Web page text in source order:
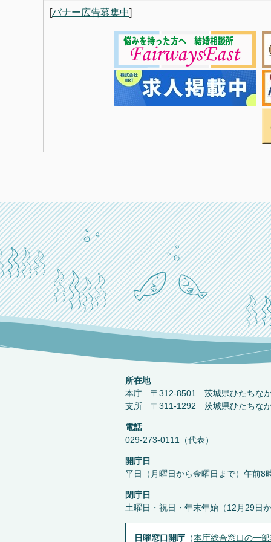
[バナー広告募集中]
所在地
本庁 〒312-8501 茨城県ひたちなか
支所 〒311-1292 茨城県ひたちなか
電話
029-273-0111（代表）
開庁日
平日（月曜日から金曜日まで）午前8
閉庁日
土曜日・祝日・年末年始（12月29日
日曜窓口開庁 （本庁総合窓口の一